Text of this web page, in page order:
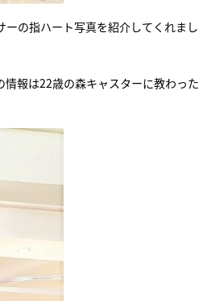
の指ハート写真を紹介してくれまし
情報は22歳の森キャスターに教わった